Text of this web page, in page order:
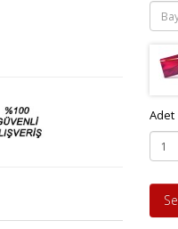
Adet